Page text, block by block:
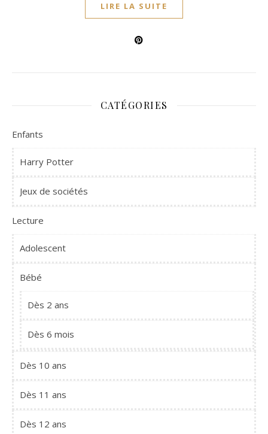
LIRE LA SUITE
CATÉGORIES
Enfants
Harry Potter
Jeux de sociétés
Lecture
Adolescent
Bébé
Dès 2 ans
Dès 6 mois
Dès 10 ans
Dès 11 ans
Dès 12 ans